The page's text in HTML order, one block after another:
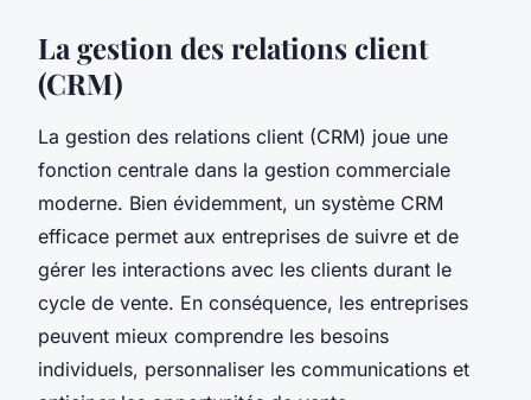
La gestion des relations client
(CRM)
La gestion des relations client (CRM) joue une
fonction centrale dans la gestion commerciale
moderne. Bien évidemment, un système CRM
efficace permet aux entreprises de suivre et de
gérer les interactions avec les clients durant le
cycle de vente. En conséquence, les entreprises
peuvent mieux comprendre les besoins
individuels, personnaliser les communications et